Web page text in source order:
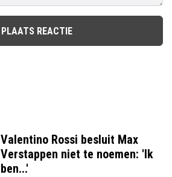
PLAATS REACTIE
Valentino Rossi besluit Max
Verstappen niet te noemen: 'Ik
ben...'